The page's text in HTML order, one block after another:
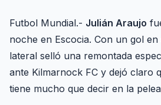
Futbol Mundial.- Julián Araujo
noche en Escocia. Con un gol
lateral selló una remontada
ante Kilmarnock FC y dejó claro
tiene mucho que decir en la